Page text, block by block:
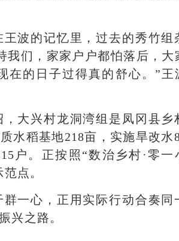
波的记忆里，过去的秀竹组
我们，家家户户都怕落后，大
在的日子过得真的舒心。”王
大兴村龙洞湾组是凤冈县乡
水稻基地218亩，实施旱改水
户。正按照“数治乡村·零一
点。
一心，正用实际行动合奏同
兴之路。